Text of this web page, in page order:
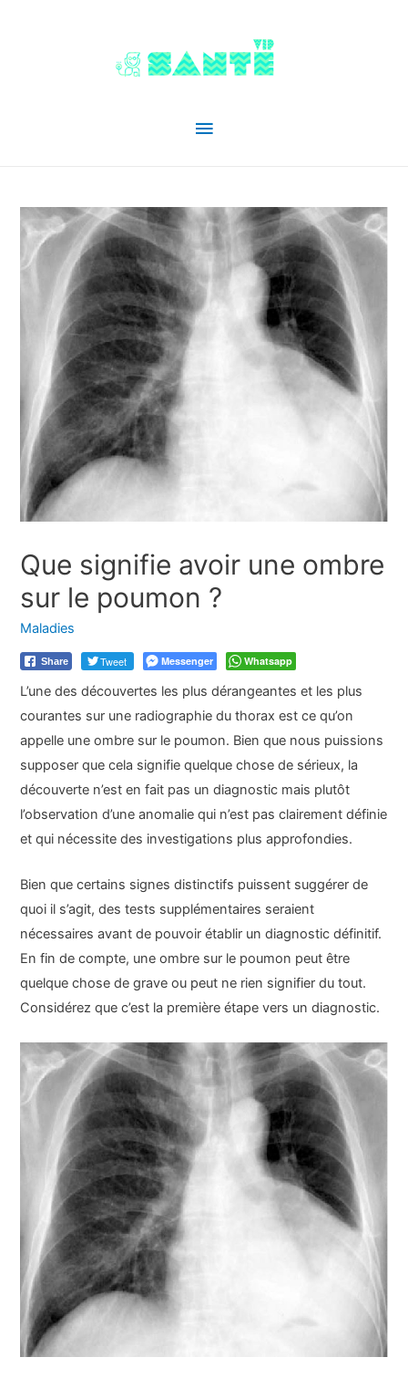
Menu
Que signifie avoir une ombre
sur le poumon ?
Maladies
Share Tweet Messenger Whatsapp
L’une des découvertes les plus dérangeantes et les plus
courantes sur une radiographie du thorax est ce qu’on
appelle une ombre sur le poumon. Bien que nous puissions
supposer que cela signifie quelque chose de sérieux, la
découverte n’est en fait pas un diagnostic mais plutôt
l’observation d’une anomalie qui n’est pas clairement définie
et qui nécessite des investigations plus approfondies.
Bien que certains signes distinctifs puissent suggérer de
quoi il s’agit, des tests supplémentaires seraient
nécessaires avant de pouvoir établir un diagnostic définitif.
En fin de compte, une ombre sur le poumon peut être
quelque chose de grave ou peut ne rien signifier du tout.
Considérez que c’est la première étape vers un diagnostic.